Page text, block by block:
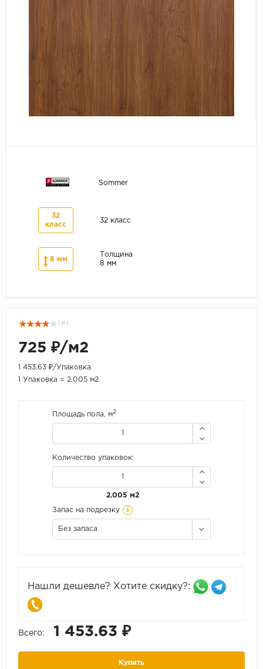
Австрия
Sommer
32
класс
32 класс
8 мм
Толщина
8 мм
( 21 )
725 ₽/м2
1 453.63 ₽/Упаковка
1 Упаковка = 2.005 м2
Площадь пола, м2
Количество упаковок:
2.005 м2
Запас на подрезку i
Без запаса
Нашли дешевле? Хотите скидку?:
Всего: 1 453.63 ₽
Купить